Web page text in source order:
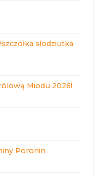
słodziutka
Miodu 2026!
Poronin